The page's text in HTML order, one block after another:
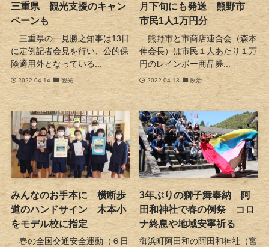
三重県 観光支援のキャン
ペーンも
三重県の一見勝之知事は13日
に定例記者会見を行い、公的保
険適用外となっている...
2022-04-14 観光
月下旬にも発送 熊野市
市民1人1万円分
熊野市と市商店連合会（森本
伸会長）は市民１人あたり１万
円のレインボー商品券...
2022-04-13 政治
みんなのお手本に 横断歩
道のハンドサイン 木本小
をモデル校に指定
春の全国交通安全運動（６日
3年ぶりの獅子舞奉納 阿
田和神社で春の例祭 コロ
ナ終息や地域安寧祈る
御浜町阿田和の阿田和神社（宮